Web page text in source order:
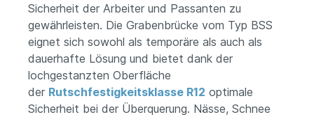
Sicherheit der Arbeiter und Passanten zu
gewährleisten. Die Grabenbrücke vom Typ BSS
eignet sich sowohl als temporäre als auch als
dauerhafte Lösung und bietet dank der
lochgestanzten Oberfläche
der Rutschfestigkeitsklasse R12 optimale
Sicherheit bei der Überquerung. Nässe, Schnee